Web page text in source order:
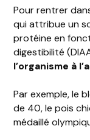
Pour rentrer
qui attribue un
protéine en
digestibilité
l’organisme à
Par exemple, le
de 40, le pois
médaillé